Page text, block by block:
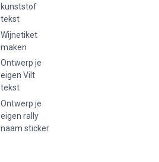
kunststof
tekst
Wijnetiket
maken
Ontwerp je
eigen Vilt
tekst
Ontwerp je
eigen rally
naam sticker